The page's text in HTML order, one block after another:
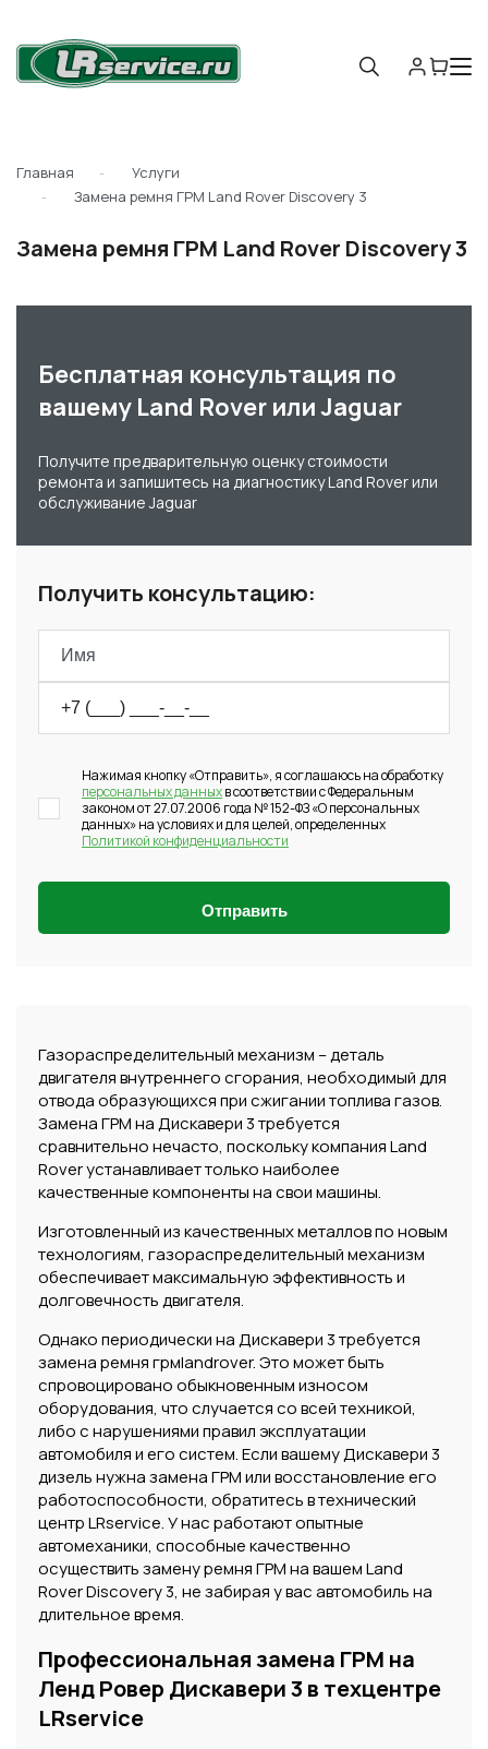
Главная
Услуги
Замена ремня ГРМ Land Rover Discovery 3
Замена ремня ГРМ Land Rover Discovery 3
Бесплатная консультация по
вашему Land Rover или Jaguar
Получите предварительную оценку стоимости
ремонта и запишитесь на диагностику Land Rover или
обслуживание Jaguar
Получить консультацию:
Нажимая кнопку «Отправить», я соглашаюсь на обработку
персональных данныхв соответствии с Федеральным
законом от 27.07.2006 года № 152-ФЗ «О персональных
данных» на условиях и для целей, определенных
Политикой конфиденциальности
Отправить
Газораспределительный механизм – деталь
двигателя внутреннего сгорания, необходимый для
отвода образующихся при сжигании топлива газов.
Замена ГРМ на Дискавери 3 требуется
сравнительно нечасто, поскольку компания Land
Rover устанавливает только наиболее
качественные компоненты на свои машины.
Изготовленный из качественных металлов по новым
технологиям, газораспределительный механизм
обеспечивает максимальную эффективность и
долговечность двигателя.
Однако периодически на Дискавери 3 требуется
замена ремня грмlandrover. Это может быть
спровоцировано обыкновенным износом
оборудования, что случается со всей техникой,
либо с нарушениями правил эксплуатации
автомобиля и его систем. Если вашему Дискавери 3
дизель нужна замена ГРМ или восстановление его
работоспособности, обратитесь в технический
центр LRservice. У нас работают опытные
автомеханики, способные качественно
осуществить замену ремня ГРМ на вашем Land
Rover Discovery 3, не забирая у вас автомобиль на
длительное время.
Профессиональная замена ГРМ на
Ленд Ровер Дискавери 3 в техцентре
LRservice